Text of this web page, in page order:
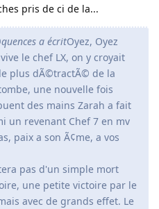
pris de ci de la...
a écritOyez, Oyez
le chef LX, on y croyait
plus dÃ©tractÃ© de la
une nouvelle fois
des mains Zarah a fait
un revenant Chef 7 en mv
paix a son Ã¢me, a vos
pas d'un simple mort
une petite victoire par le
avec de grands effet. Le